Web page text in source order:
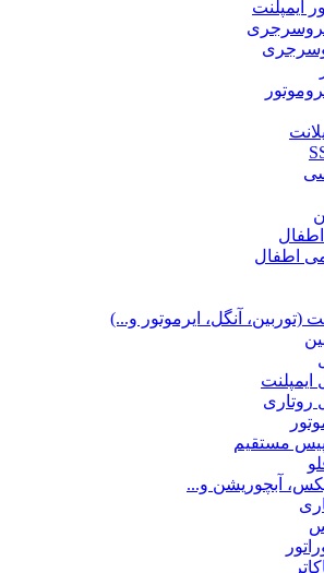
ایمپلنت
اطفال
اطفال
(توربین، آنگل، ایرموتور و...)
ایمپلنت
روتاری
مستقیم
آبچوریشن و...